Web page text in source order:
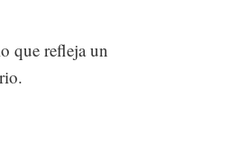
que refleja un